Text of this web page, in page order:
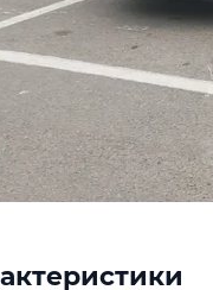
Проверка
Данные по
Купить отчёт за